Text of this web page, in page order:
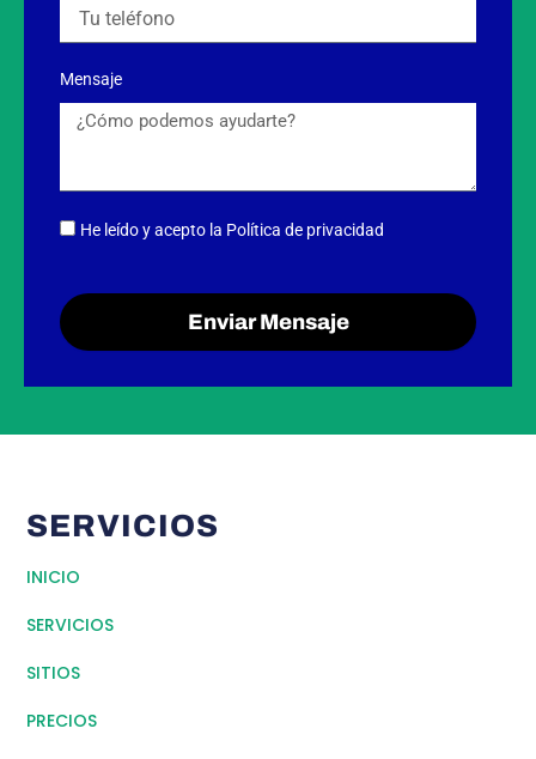
Mensaje
He leído y acepto la Política de privacidad
Enviar Mensaje
SERVICIOS
INICIO
SERVICIOS
SITIOS
PRECIOS